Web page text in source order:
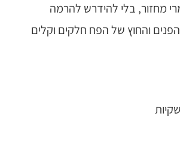
מחזור, בלי להידרש להרמה
והחוץ של הפח חלקים וקלים